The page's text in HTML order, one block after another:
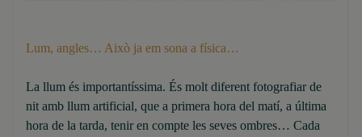
Lum, angles… Això ja em sona a física…
La llum és importantíssima. És molt diferent fotografiar de
nit amb llum artificial, que a primera hora del matí, a última
hora de la tarda, tenir en compte les seves ombres… Cada